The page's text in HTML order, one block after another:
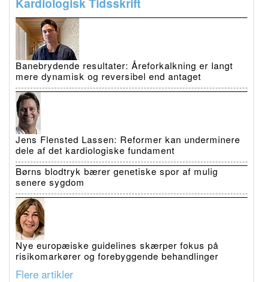
Banebrydende resultater: Åreforkalkning er langt
mere dynamisk og reversibel end antaget
Jens Flensted Lassen: Reformer kan underminere
dele af det kardiologiske fundament
Børns blodtryk bærer genetiske spor af mulig
senere sygdom
Nye europæiske guidelines skærper fokus på
risikomarkører og forebyggende behandlinger
Flere artikler